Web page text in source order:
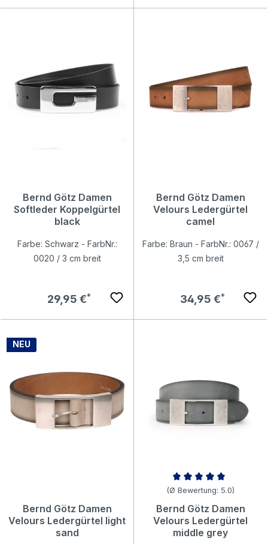
Bernd Götz Damen
Softleder Koppelgürtel
black
Farbe: Schwarz - FarbNr.:
0020 / 3 cm breit
Regulärer Preis:
29,95 €
Bernd Götz Damen
Velours Ledergürtel
camel
Farbe: Braun - FarbNr.: 0067 /
3,5 cm breit
Regulärer Preis:
34,95 €
NEU
Bernd Götz Damen
Velours Ledergürtel light
sand
Durchschnittliche Bewertung
(Ø Bewertung: 5.0)
Bernd Götz Damen
Velours Ledergürtel
middle grey